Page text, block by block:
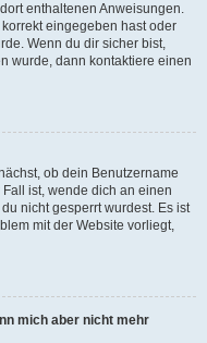
enthaltenen Anweisungen.
eingegeben hast oder
Wenn du dir sicher bist,
wurde, dann kontaktiere einen
ob dein Benutzername
ist, wende dich an einen
nicht gesperrt wurdest. Es ist
mit der Website vorliegt,
mich aber nicht mehr